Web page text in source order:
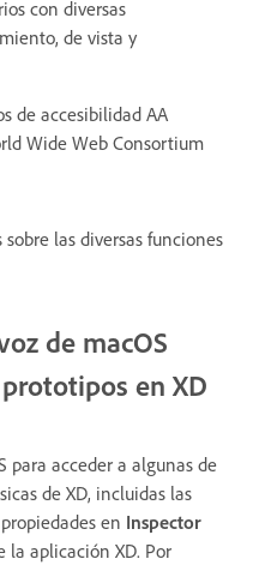
con diversas
de vista y
de accesibilidad AA
Wide Web Consortium
las diversas funciones
de macOS
en XD
para acceder a algunas de
de XD, incluidas las
en Inspector
la aplicación XD. Por